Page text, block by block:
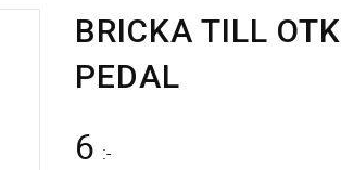
BRICKA TILL OTK
PEDAL
6 :-